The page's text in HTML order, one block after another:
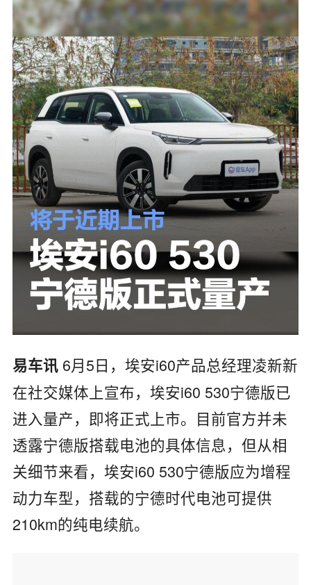
易车讯 6月5日， 埃安i60产品总经理凌新新
在社交媒体上宣布， 埃安i60 530宁德版已
进入量产，即将正式上市。目前官方并未
透露宁德版搭载电池的具体信息，但从相
关细节来看，埃安i60 530宁德版应为增程
动力车型，搭载的宁德时代电池可提供
210km的纯电续航。